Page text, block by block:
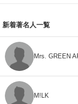
新着著名人一覧
Mrs. GREEN
M!LK